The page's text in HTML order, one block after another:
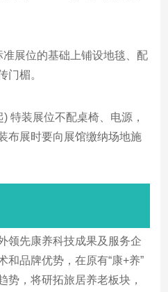
展位的基础上铺设地毯、配
门楣。
特装展位不配桌椅、电源，
布展时要向展馆缴纳场地施
领先康养科技成果及服务企
和品牌优势，在原有“康+养”
势，将研拓旅居养老板块，